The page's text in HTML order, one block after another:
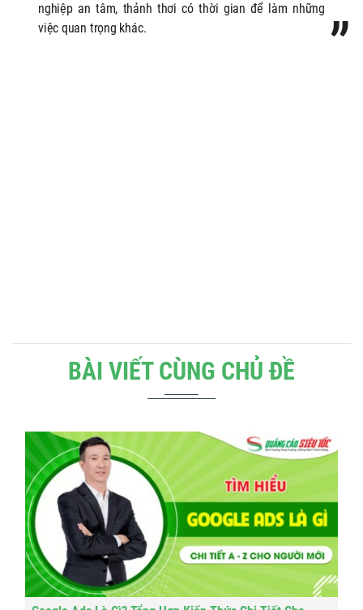
nghiệp an tâm, thảnh thơi có thời gian để làm những
việc quan trọng khác.
BÀI VIẾT CÙNG CHỦ ĐỀ